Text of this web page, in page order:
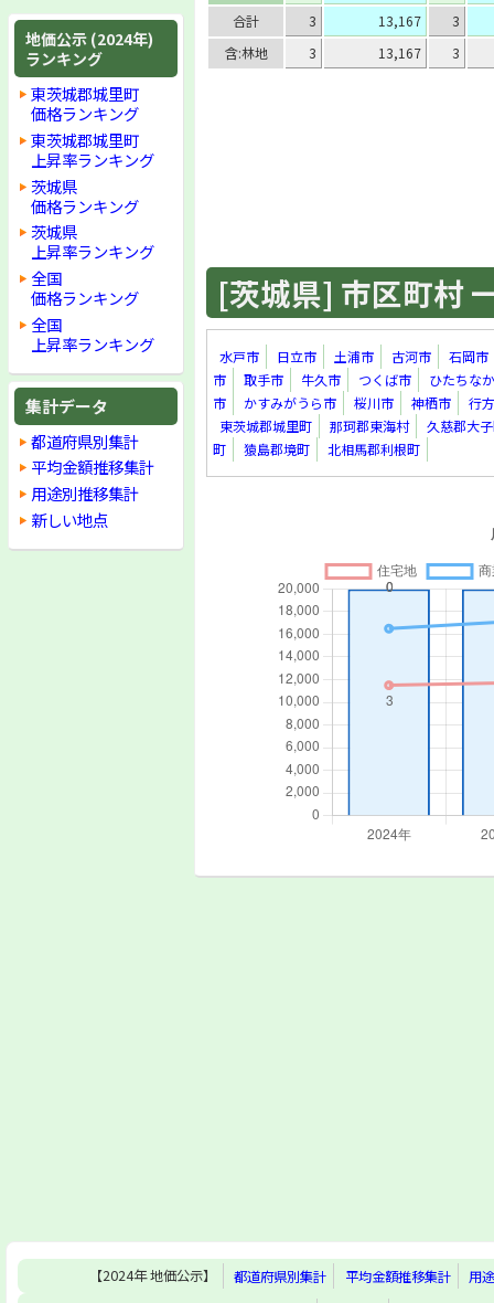
地価公示 (2024年)
ランキング
東茨城郡城里町
価格ランキング
東茨城郡城里町
上昇率ランキング
茨城県
価格ランキング
茨城県
上昇率ランキング
全国
価格ランキング
全国
上昇率ランキング
集計データ
都道府県別集計
平均金額推移集計
用途別推移集計
新しい地点
合計
3 13,167
3
含:林地
3 13,167 3
[茨城県] 市区町村
水戸市 日立市 土浦市 古河市
石岡市
市
取手市 牛久市 つくば市
ひたちな
市
かすみがうら市 桜川市 神栖市
行
東茨城郡城里町
那珂郡東海村
久慈郡大
町
猿島郡境町 北相馬郡利根町
【2024年 地価公示】 都道府県別集計 平均金額推移集計
用